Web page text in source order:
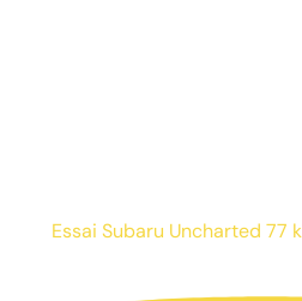
Essai Subaru Uncharted 77